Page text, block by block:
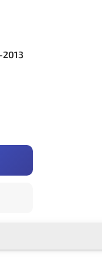
2013